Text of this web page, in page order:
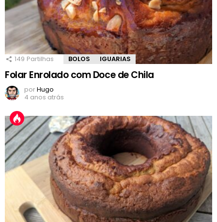
149 Partilhas BOLOS IGUARIAS
Folar Enrolado com Doce de Chila
porHugo
4 anos atrás